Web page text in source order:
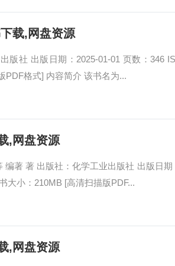
载,网盘资源
版社 出版日期：2025-01-01 页数：346
PDF格式] 内容简介 该书名为...
,网盘资源
著 著 出版社：化学工业出版社 出版日期
大小：210MB [高清扫描版PDF...
,网盘资源